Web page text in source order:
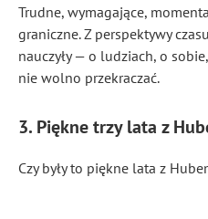
Trudne, wymagające,
graniczne. Z perspektywy
nauczyły — o ludziach, o
nie wolno przekraczać.
3. Piękne trzy lata z
Czy były to piękne lata z